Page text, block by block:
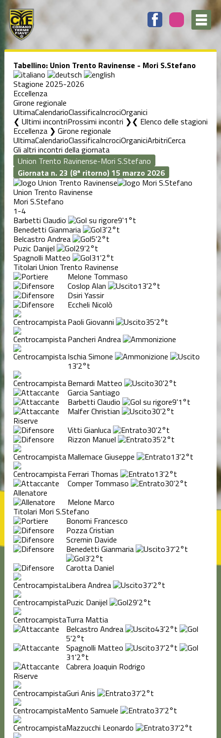
Tabellino: Union Trento Ravinense - Mori S.Stefano
Stagione 2025-2026
Eccellenza
Girone regionale
UltimaCalendarioClassificaIncrociOrganici
❮ Ultimi incontriProssimi incontri ❯ Elenco delle stagioni
Eccellenza ❯ Girone regionale
UltimaCalendarioClassificaIncrociOrganiciArbitriCerca
Gli altri incontri della giornata
Giornata n. 23 (8ª ritorno) 15 marzo 2026
Union Trento Ravinense
Mori S.Stefano
1-4
Barbetti Claudio 9'1°t
Benedetti Gianmaria 3'2°t
Belcastro Andrea 5'2°t
Puzic Danijel 29'2°t
Spagnolli Matteo 31'2°t
Titolari Union Trento Ravinense
Melone Tommaso
Coslop Alan 13'2°t
Dsiri Yassir
Eccheli Nicolò
Paoli Giovanni
35'2°t
Pancheri Andrea
Ischia Simone
13'2°t
Bernardi Matteo
30'2°t
Garcia Santiago
Barbetti Claudio 9'1°t
Malfer Christian 30'2°t
Riserve
Vitti Gianluca 30'2°t
Rizzon Manuel 35'2°t
Mallemace Giuseppe
13'2°t
Ferrari Thomas
13'2°t
Comper Tommaso 30'2°t
Allenatore
Melone Marco
Titolari Mori S.Stefano
Bonomi Francesco
Pozza Cristian
Scremin Davide
Benedetti Gianmaria 37'2°t
3'2°t
Carotta Daniel
Libera Andrea
37'2°t
Puzic Danijel
29'2°t
Turra Mattia
Belcastro Andrea 43'2°t
5'2°t
Spagnolli Matteo 37'2°t
31'2°t
Cabrera Joaquin Rodrigo
Riserve
Guri Anis
37'2°t
Mento Samuele
37'2°t
Mazzucchi Leonardo
37'2°t